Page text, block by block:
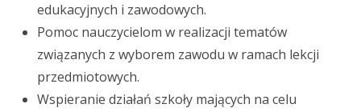
edukacyjnych i zawodowych.
Pomoc nauczycielom w realizacji tematów
związanych z wyborem zawodu w ramach lekcji
przedmiotowych.
Wspieranie działań szkoły mających na celu